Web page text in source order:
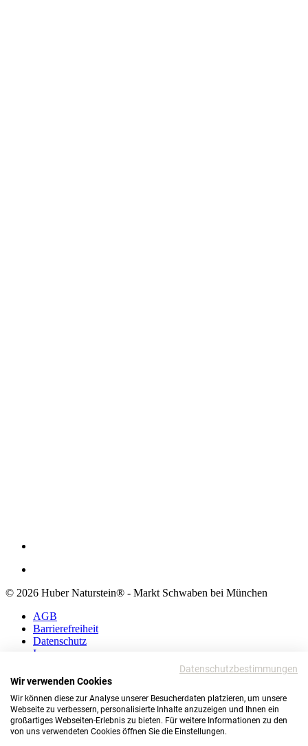
© 2026 Huber Naturstein® - Markt Schwaben bei München
AGB
Barrierefreiheit
Datenschutz
Impressum
AGB
Datenschutz
Impressum
© 2026 Huber Naturstein®
Datenschutzbestimmungen
Wir verwenden Cookies
Wir können diese zur Analyse unserer Besucherdaten platzieren, um unsere
Webseite zu verbessern, personalisierte Inhalte anzuzeigen und Ihnen ein
großartiges Webseiten-Erlebnis zu bieten. Für weitere Informationen zu den
von uns verwendeten Cookies öffnen Sie die Einstellungen.